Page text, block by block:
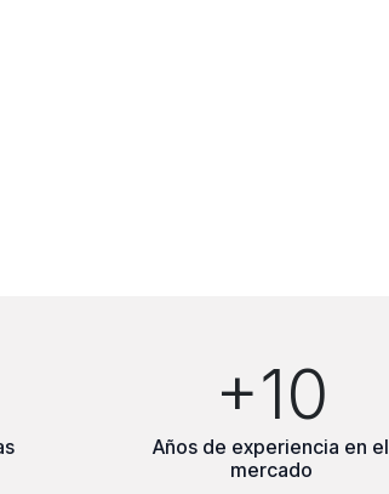
+10
Años de experiencia en el
mercado